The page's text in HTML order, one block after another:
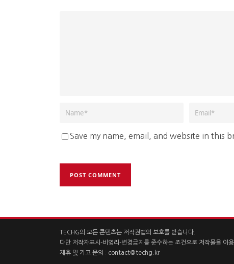
Save my name, email, and website in this
TECHG의 모든 콘텐츠는 저작권법의 보호를 받습니다.
다만 저작자표시-비영리-변경금지를 준수하는 조건으로 저작물을 이
제휴 및 기고 문의 : contact@techg.kr